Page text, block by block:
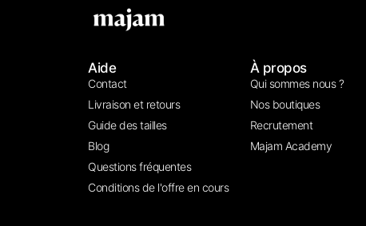
Aide
Contact
Livraison et retours
Guide des tailles
Blog
Questions fréquentes
Conditions de l'offre en cours
À propos
Qui sommes nous ?
Nos boutiques
Recrutement
Majam Academy